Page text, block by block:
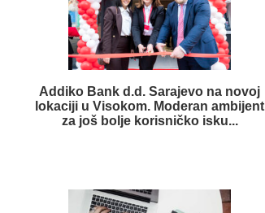
Addiko Bank d.d. Sarajevo na novoj
lokaciji u Visokom. Moderan ambijent
za još bolje korisničko isku...